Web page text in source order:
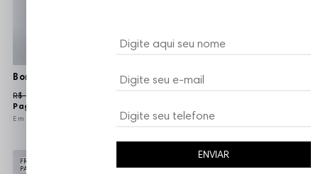
Boné 5 Five Panel Trip Side World Graff Lateral - Roxo/Preto - Aba Flexível
Pague
R$ 119,90
R$ 69,90
FRETE GRÁTIS A PARTIR DE R$149,99 PARA SÃO
PAULO E REGIÕES METROPOLITANAS
PAULO E REGIÕES METROPOLITANAS
ENVIAR